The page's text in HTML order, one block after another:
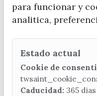
CONTACTA CON
(+34) 952 541
para funcionar y
analitica,
Estado actual
Cookie de
Caducidad: 365 dias